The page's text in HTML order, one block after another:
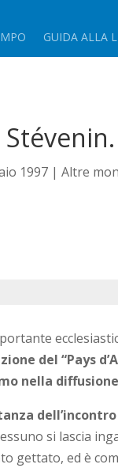
GUIDA ALLA
1997 | Altre
del “Pays
nella
si lascia
gettato, ed è